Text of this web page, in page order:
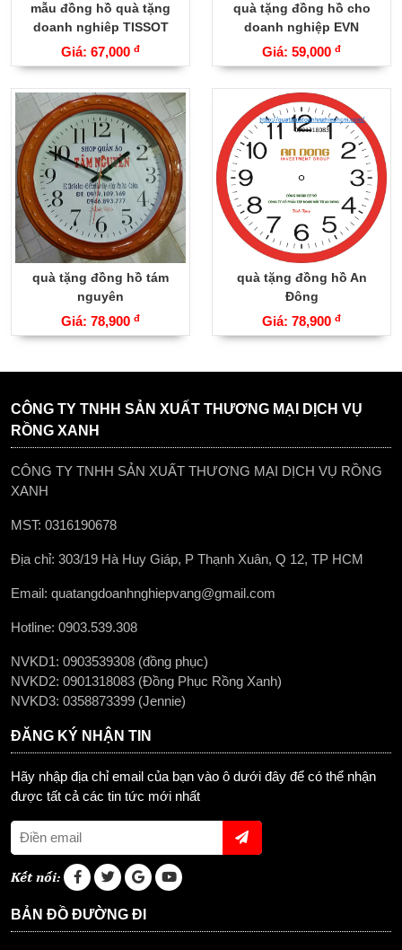
mẫu đồng hồ quà tặng
doanh nghiêp TISSOT
Giá: 67,000 đ
quà tặng đồng hồ cho
doanh nghiệp EVN
Giá: 59,000 đ
quà tặng đồng hồ tám
nguyên
Giá: 78,900 đ
quà tặng đồng hồ An
Đông
Giá: 78,900 đ
CÔNG TY TNHH SẢN XUẤT THƯƠNG MẠI DỊCH VỤ
RỒNG XANH
CÔNG TY TNHH SẢN XUẤT THƯƠNG MẠI DỊCH VỤ RỒNG
XANH
MST: 0316190678
Địa chỉ: 303/19 Hà Huy Giáp, P Thạnh Xuân, Q 12, TP HCM
Email: quatangdoanhnghiepvang@gmail.com
Hotline: 0903.539.308
NVKD1: 0903539308 (đồng phục)
NVKD2: 0901318083 (Đồng Phục Rồng Xanh)
NVKD3: 0358873399 (Jennie)
ĐĂNG KÝ NHẬN TIN
Hãy nhập địa chỉ email của bạn vào ô dưới đây để có thể nhận
được tất cả các tin tức mới nhất
Kết nối:
BẢN ĐỒ ĐƯỜNG ĐI